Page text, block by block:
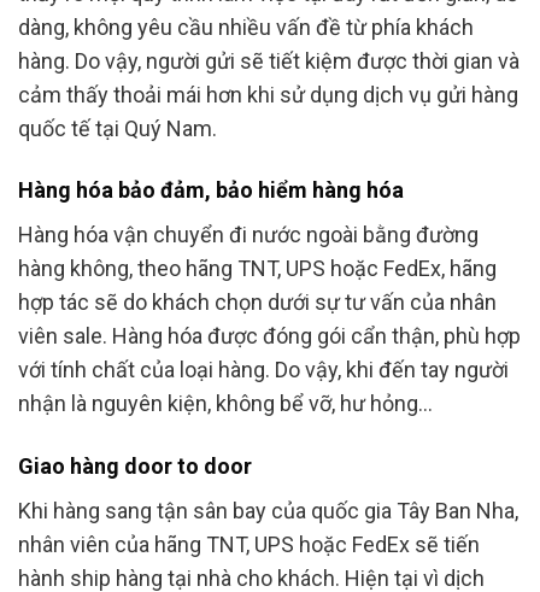
dàng, không yêu cầu nhiều vấn đề từ phía khách
hàng. Do vậy, người gửi sẽ tiết kiệm được thời gian và
cảm thấy thoải mái hơn khi sử dụng dịch vụ gửi hàng
quốc tế tại Quý Nam.
Hàng hóa bảo đảm, bảo hiểm hàng hóa
Hàng hóa vận chuyển đi nước ngoài bằng đường
hàng không, theo hãng TNT, UPS hoặc FedEx, hãng
hợp tác sẽ do khách chọn dưới sự tư vấn của nhân
viên sale. Hàng hóa được đóng gói cẩn thận, phù hợp
với tính chất của loại hàng. Do vậy, khi đến tay người
nhận là nguyên kiện, không bể vỡ, hư hỏng…
Giao hàng door to door
Khi hàng sang tận sân bay của quốc gia Tây Ban Nha,
nhân viên của hãng TNT, UPS hoặc FedEx sẽ tiến
hành ship hàng tại nhà cho khách. Hiện tại vì dịch